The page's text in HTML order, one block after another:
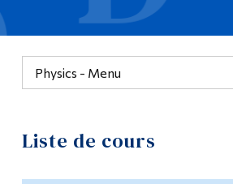
Physics - Menu
Liste de cours
Omnivox